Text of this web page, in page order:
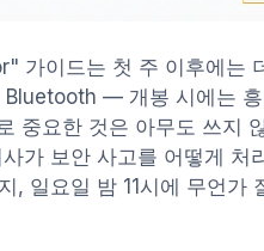
가이드는 첫 주 이후에는
Bluetooth — 개봉 시에는
중요한 것은 아무도 쓰지
가 보안 사고를 어떻게
, 일요일 밤 11시에 무언가